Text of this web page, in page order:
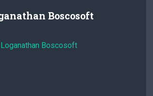
Boscosoft
Boscosoft